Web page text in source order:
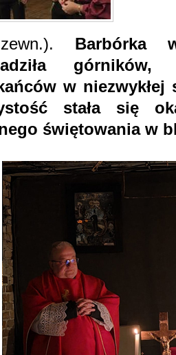
Barbórka
w
stała się
świętowania w